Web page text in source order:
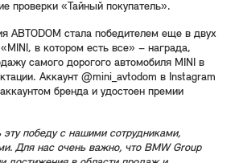
проверки «Тайный покупатель».
АВТОDOM стала победителем еще в двух
в котором есть все» – награда,
самого дорогого автомобиля MINI в
Аккаунт @mini_avtodom в Instagram
бренда и удостоен премии
победу с нашими сотрудниками,
Для нас очень важно, что BMW Group